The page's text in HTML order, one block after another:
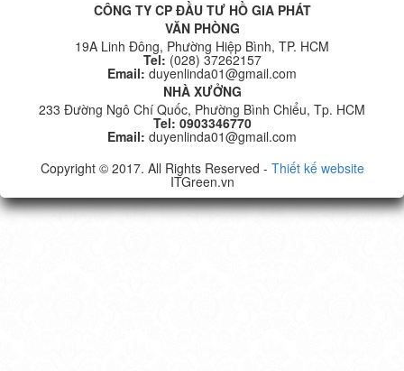
CÔNG TY CP ĐẦU TƯ HỒ GIA PHÁT
VĂN PHÒNG
19A Linh Đông, Phường Hiệp Bình, TP. HCM
Tel: (028) 37262157
Email: duyenlinda01@gmail.com
NHÀ XƯỞNG
233 Đường Ngô Chí Quốc, Phường Bình Chiểu, Tp. HCM
Tel: 0903346770
Email: duyenlinda01@gmail.com
Copyright © 2017. All Rights Reserved - Thiết kế website
ITGreen.vn